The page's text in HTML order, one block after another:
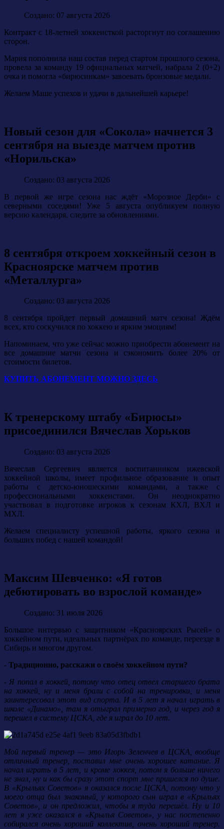
Создано: 07 августа 2026
Контракт с 18-летней хоккеисткой расторгнут по соглашению
сторон.
Мария пополнила наш состав перед стартом прошлого сезона,
провела за команду 19 официальных матчей, набрала 2 (0+2)
очка и помогла «бирюсинкам» завоевать бронзовые медали.
Желаем Маше успехов и удачи в дальнейшей карьере!
Новый сезон для «Сокола» начнется 3
сентября на выезде матчем против
«Норильска»
Создано: 03 августа 2026
В первой же игре сезона нас ждёт «Морозное Дерби» с
северными соседями! Уже 5 августа опубликуем полную
версию календаря, следите за обновлениями.
8 сентября откроем хоккейный сезон в
Красноярске матчем против
«Металлурга»
Создано: 03 августа 2026
8 сентября пройдет первый домашний матч сезона! Ждём
всех, кто соскучился по хоккею и ярким эмоциям!
Напоминаем, что уже сейчас можно приобрести абонемент на
все домашние матчи сезона и сэкономить более 20% от
стоимости билетов.
КУПИТЬ АБОНЕМЕНТ МОЖНО ЗДЕСЬ
К тренерскому штабу «Бирюсы»
присоединился Вячеслав Хорьков
Создано: 03 августа 2026
Вячеслав Сергеевич является воспитанником ижевской
хоккейной школы, имеет профильное образование и опыт
работы с детско-юношескими командами, а также с
профессиональными хоккеистами. Он неоднократно
участвовал в подготовке игроков к сезонам КХЛ, ВХЛ и
МХЛ.
Желаем специалисту успешной работы, яркого сезона и
больших побед с нашей командой!
Максим Шевченко: «Я готов
дебютировать во взрослой команде»
Создано: 31 июля 2026
Большое интервью с защитником «Красноярских Рысей» о
хоккейном пути, идеальных партнёрах по команде, переезде в
Сибирь и многом другом.
- Традиционно, расскажи о своём хоккейном пути?
- Я попал в хоккей, потому что отец отвел старшего брата
на хоккей, ну и меня брали с собой на тренировки, и меня
заинтересовал этот вид спорта. И в 5 лет я начал играть в
школе «Динамо», там я отыграл примерно год, и через год я
перешел в систему ЦСКА, где я играл до 10 лет.
Мой первый тренер — это Игорь Зеленчев в ЦСКА, вообще
отличный тренер, поставил мне очень хорошее катание. Я
начал играть в 5 лет, и кроме хоккея, потом я больше ничего
не знал, ну и как бы сразу этот спорт мне пришелся по душе.
В «Крыльях Советов» я оказался после ЦСКА, потому что у
моего отца был знакомый, у которого сын играл в «Крыльях
Советов», и он предложил, чтобы я туда перешёл. Ну и 10
лет я уже оказался в «Крылья Советов», у нас постепенно
собирался очень хороший коллектив, очень хороший тренер.